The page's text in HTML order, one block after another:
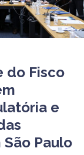
do Fisco
e
Paulo